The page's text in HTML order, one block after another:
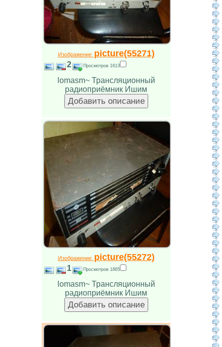
Изображениеpicture(55271)
2 Просмотров 1613
lomasm~ Трансляционный
радиоприёмник Ишим
Изображениеpicture(55272)
1 Просмотров 1865
lomasm~ Трансляционный
радиоприёмник Ишим